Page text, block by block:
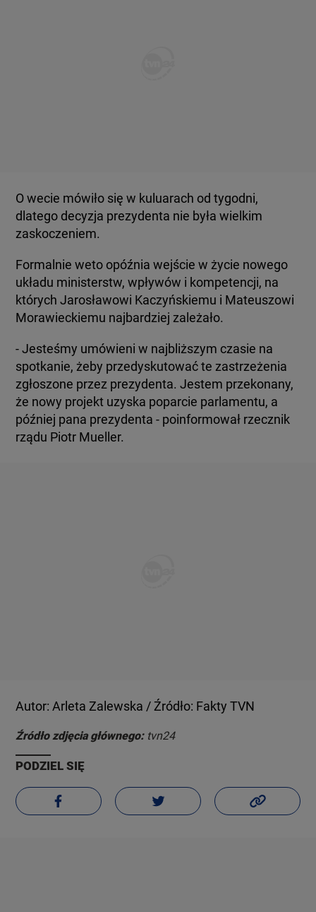
O wecie mówiło się w kuluarach od tygodni,
dlatego decyzja prezydenta nie była wielkim
zaskoczeniem.
Formalnie weto opóźnia wejście w życie nowego
układu ministerstw, wpływów i kompetencji, na
których Jarosławowi Kaczyńskiemu i Mateuszowi
Morawieckiemu najbardziej zależało.
- Jesteśmy umówieni w najbliższym czasie na
spotkanie, żeby przedyskutować te zastrzeżenia
zgłoszone przez prezydenta. Jestem przekonany,
że nowy projekt uzyska poparcie parlamentu, a
później pana prezydenta - poinformował rzecznik
rządu Piotr Mueller.
Autor: Arleta Zalewska / Źródło: Fakty TVN
Źródło zdjęcia głównego: tvn24
PODZIEL SIĘ